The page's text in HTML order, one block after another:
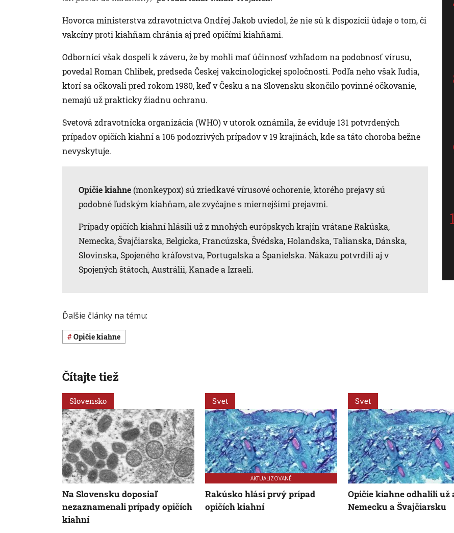
Hovorca ministerstva zdravotníctva Ondřej Jakob uviedol, že nie sú k dispozícii údaje o tom, či
vakcíny proti kiahňam chránia aj pred opičími kiahňami.
Odborníci však dospeli k záveru, že by mohli mať účinnosť vzhľadom na podobnosť vírusu,
povedal Roman Chlíbek, predseda Českej vakcinologickej spoločnosti. Podľa neho však ľudia,
ktorí sa očkovali pred rokom 1980, keď v Česku a na Slovensku skončilo povinné očkovanie,
nemajú už prakticky žiadnu ochranu.
Svetová zdravotnícka organizácia (WHO) v utorok oznámila, že eviduje 131 potvrdených
prípadov opičích kiahní a 106 podozrivých prípadov v 19 krajinách, kde sa táto choroba bežne
nevyskytuje.
Opičie kiahne (monkeypox) sú zriedkavé vírusové ochorenie, ktorého prejavy sú
podobné ľudským kiahňam, ale zvyčajne s miernejšími prejavmi.
Prípady opičích kiahní hlásili už z mnohých európskych krajín vrátane Rakúska,
Nemecka, Švajčiarska, Belgicka, Francúzska, Švédska, Holandska, Talianska, Dánska,
Slovinska, Spojeného kráľovstva, Portugalska a Španielska. Nákazu potvrdili aj v
Spojených štátoch, Austrálii, Kanade a Izraeli.
Ďalšie články na tému:
opičie kiahne
Čítajte tiež
Slovensko
Na Slovensku doposiaľ
nezaznamenali prípady opičích
kiahní
Svet
AKTUALIZOVANÉ
Rakúsko hlási prvý prípad
opičích kiahní
Svet
Opičie kiahne odhalili už
Nemecku a Švajčiarsku